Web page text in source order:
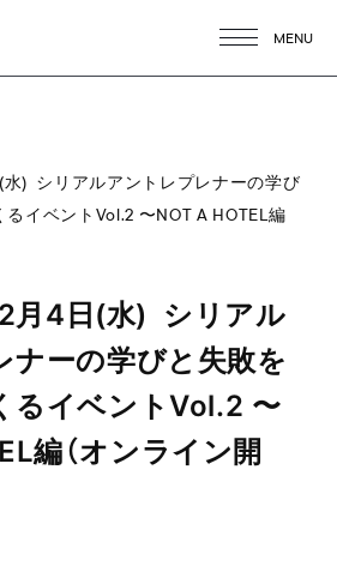
MENU
(水) シリアルアントレプレナーの学び
イベントVol.2 〜NOT A HOTEL編
12月4日(水) シリアル
ナーの学びと失敗を
るイベントVol.2 〜
編（オンライン開